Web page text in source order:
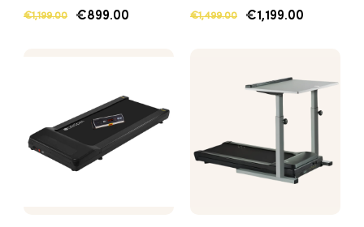
€1,199.00 €899.00 €1,499.00 €1,199.00